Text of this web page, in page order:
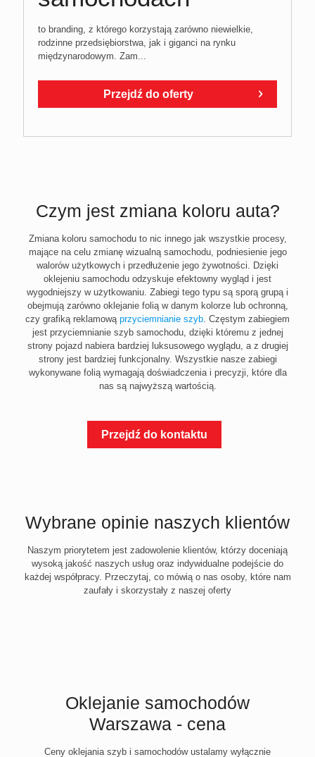
to branding, z którego korzystają zarówno niewielkie,
rodzinne przedsiębiorstwa, jak i giganci na rynku
międzynarodowym. Zam...
Przejdź do oferty
Czym jest zmiana koloru auta?
Zmiana koloru samochodu to nic innego jak wszystkie procesy,
mające na celu zmianę wizualną samochodu, podniesienie jego
walorów użytkowych i przedłużenie jego żywotności. Dzięki
oklejeniu samochodu odzyskuje efektowny wygląd i jest
wygodniejszy w użytkowaniu. Zabiegi tego typu są sporą grupą i
obejmują zarówno oklejanie folią w danym kolorze lub ochronną,
czy grafiką reklamową przyciemnianie szyb . Częstym zabiegiem
jest przyciemnianie szyb samochodu, dzięki któremu z jednej
strony pojazd nabiera bardziej luksusowego wyglądu, a z drugiej
strony jest bardziej funkcjonalny. Wszystkie nasze zabiegi
wykonywane folią wymagają doświadczenia i precyzji, które dla
nas są najwyższą wartością.
Przejdź do kontaktu
Wybrane opinie naszych klientów
Naszym priorytetem jest zadowolenie klientów, którzy doceniają
wysoką jakość naszych usług oraz indywidualne podejście do
każdej współpracy. Przeczytaj, co mówią o nas osoby, które nam
zaufały i skorzystały z naszej oferty
Oklejanie samochodów
Warszawa - cena
Ceny oklejania szyb i samochodów ustalamy wyłącznie